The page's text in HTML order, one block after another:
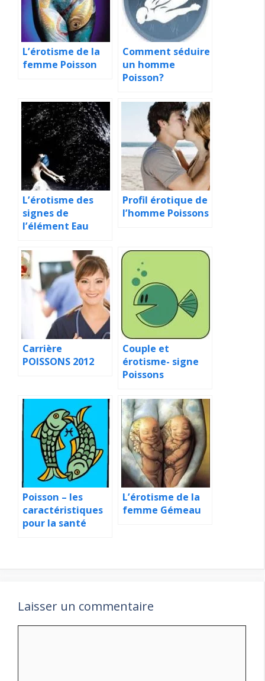
L’érotisme de la
femme Poisson
Comment séduire
un homme
Poisson?
L’érotisme des
signes de
l’élément Eau
Profil érotique de
l’homme Poissons
Carrière
POISSONS 2012
Couple et
érotisme- signe
Poissons
Poisson – les
caractéristiques
pour la santé
L’érotisme de la
femme Gémeau
Laisser un commentaire